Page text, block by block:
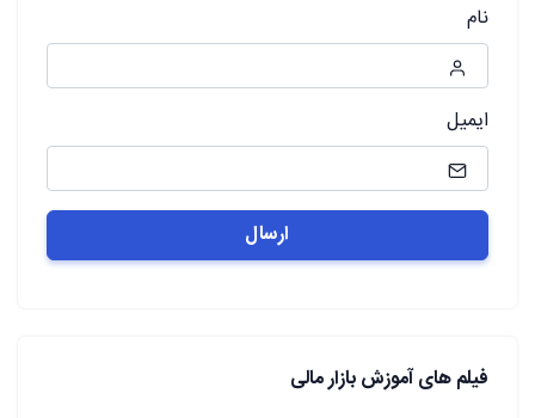
نام
ایمیل
فیلم های آموزش بازار مالی